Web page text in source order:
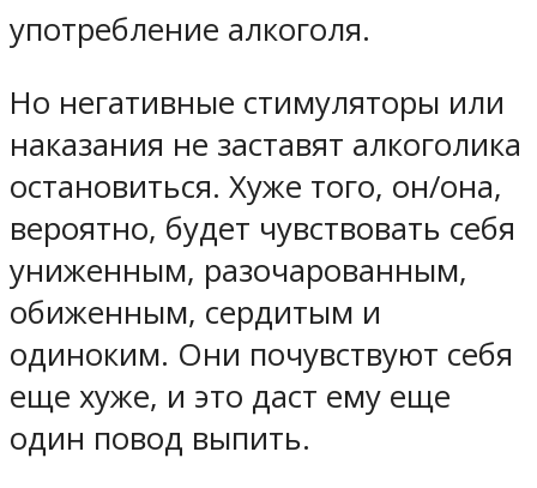
употребление алкоголя.
Но негативные стимуляторы или
наказания не заставят алкоголика
остановиться. Хуже того, он/она,
вероятно, будет чувствовать себя
униженным, разочарованным,
обиженным, сердитым и
одиноким. Они почувствуют себя
еще хуже, и это даст ему еще
один повод выпить.